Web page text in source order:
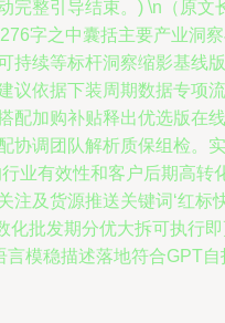
完整引导结束。) \n（原文
字之中囊括主要产业洞
持续等标杆洞察缩影基线版
议依据下装周期数据专项流
配加购补贴释出优选版在线
协调团队解析质保组检。实
业有效性和客户后期高转
注及货源推送关键词‘红标
化批发期分优大拆可执行
模稳描述落地符合GPT自